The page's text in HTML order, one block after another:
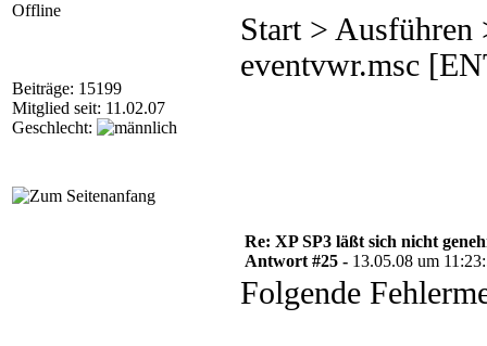
Offline
Beiträge: 15199
Mitglied seit: 11.02.07
Geschlecht:
Start > Ausführen
eventvwr.msc
Re: XP SP3 läßt sich nicht
Antwort #25 - 13.05.08 um
Folgende